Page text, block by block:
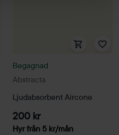
Abstracta
Begagnad
Ljudabsorbent Aircone
200 kr
Hyr från 5 kr/mån